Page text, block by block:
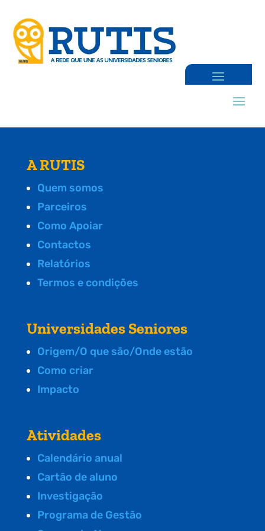
A RUTIS
Quem somos
Parceiros
Como Apoiar
Contactos
Relatórios
Termos e condições
Universidades Seniores
Origem/O que são/Onde estão
Como criar
Impacto
Atividades
Calendário anual
Cartão de aluno
Investigação
Programa de Gestão